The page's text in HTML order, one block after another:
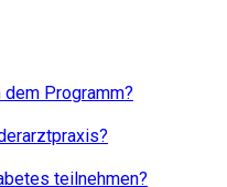
Programm?
teilnehmen?